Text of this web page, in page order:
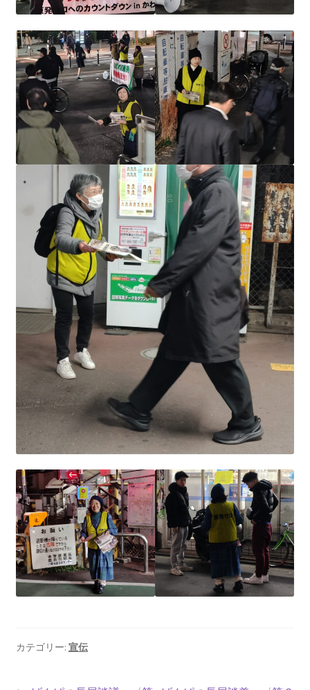
ギャラリー
ギャラリー_2023.3.12
ギャラリー_2024.3.10
ギャラリー_2025.3.23
ギャラリー_2026.3.15
原発ゼロと未来
原発動向
原発 日誌
2022.7.15東電・株主訴訟 経営陣に13兆円賠償命令
2022.8.1 福島第一原発 汚染配管撤去 失敗続きで計画
断念
2022.8.9 福島第一原発 汚染水海洋放出トンネル工事
着工
2022.12.25美浜原発 運転停止認めず 稼働４０年
超 老朽対策容認
2023.1.19 東電旧経営陣、二審も無罪 民事裁判で認
めた「長期評価」を否定
原子力規制委員会「原発60年超運転」正式決定見送
り
りからわずか5日で、多数決決定
カテゴリー: 宣伝